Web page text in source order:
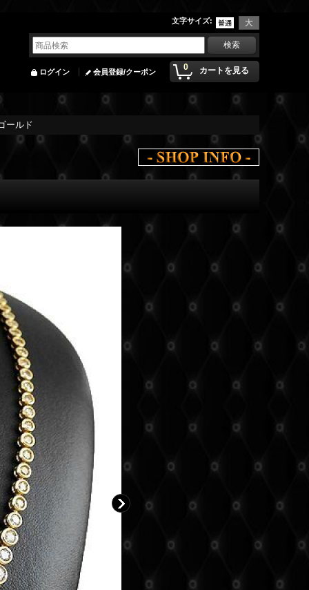
文字サイズ:
0 カートを見る
ログイン 会員登録/クーポン
ールド